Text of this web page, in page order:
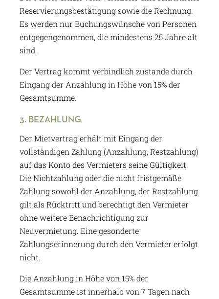
Reservierungsbestätigung sowie die Rechnung.
Es werden nur Buchungswünsche von Personen
entgegengenommen, die mindestens 25 Jahre alt
sind.
Der Vertrag kommt verbindlich zustande durch
Eingang der Anzahlung in Höhe von 15% der
Gesamtsumme.
3. BEZAHLUNG
Der Mietvertrag erhält mit Eingang der
vollständigen Zahlung (Anzahlung, Restzahlung)
auf das Konto des Vermieters seine Gültigkeit.
Die Nichtzahlung oder die nicht fristgemäße
Zahlung sowohl der Anzahlung, der Restzahlung
gilt als Rücktritt und berechtigt den Vermieter
ohne weitere Benachrichtigung zur
Neuvermietung. Eine gesonderte
Zahlungserinnerung durch den Vermieter erfolgt
nicht.
Die Anzahlung in Höhe von 15% der
Gesamtsumme ist innerhalb von 7 Tagen nach